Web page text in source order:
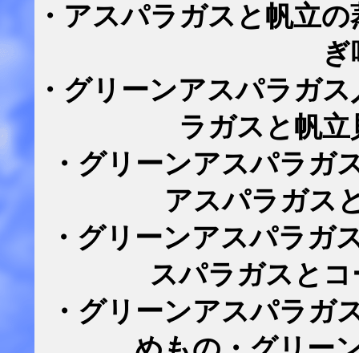
・アスパラガスと帆立
・グリーンアスパラガ
ラガスと帆
・グリーンアスパラガ
アスパラガス
・グリーンアスパラガ
スパラガスと
・グリーンアスパラガ